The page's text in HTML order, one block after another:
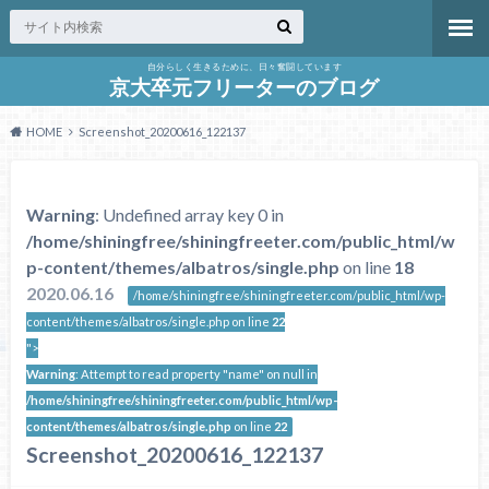
自分らしく生きるために、日々奮闘しています
京大卒元フリーターのブログ
HOME Screenshot_20200616_122137
Warning: Undefined array key 0 in
/home/shiningfree/shiningfreeter.com/public_html/w
p-content/themes/albatros/single.php on line 18
2020.06.16
/home/shiningfree/shiningfreeter.com/public_html/wp-
content/themes/albatros/single.php on line 22
">
Warning: Attempt to read property "name" on null in
/home/shiningfree/shiningfreeter.com/public_html/wp-
content/themes/albatros/single.php on line 22
Screenshot_20200616_122137